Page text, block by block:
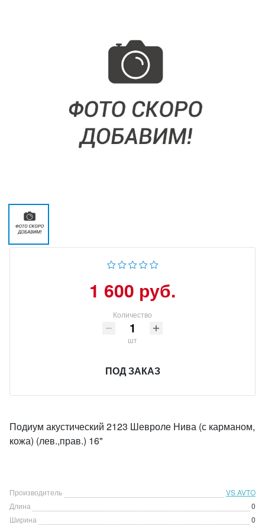
1 600 руб.
Количество
шт
ПОД ЗАКАЗ
Подиум акустический 2123 Шевроле Нива (с карманом,
кожа) (лев.,прав.) 16"
Производитель
VS AVTO
Длина
0
Ширина
0